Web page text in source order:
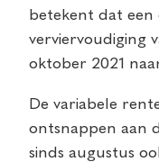
betekent dat
verviervoudiging
oktober 2021
De variabele
ontsnappen aan
sinds augustus